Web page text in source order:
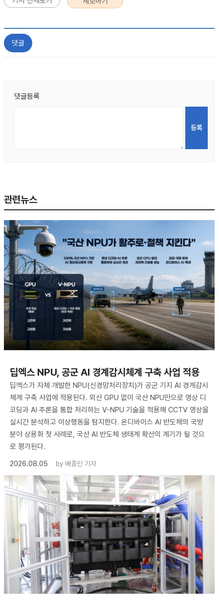
댓글
댓글등록
관련뉴스
딥엑스 NPU, 공군 AI 경계감시체계 구축 사업 적용
딥엑스가 자체 개발한 NPU(신경망처리장치)가 공군 기지 AI 경계감시
체계 구축 사업에 적용된다. 외산 GPU 없이 국산 NPU만으로 영상 디
코딩과 AI 추론을 통합 처리하는 V-NPU 기술을 적용해 CCTV 영상을
실시간 분석하고 이상행동을 탐지한다. 온디바이스 AI 반도체의 국방
분야 상용화 첫 사례로, 국산 AI 반도체 생태계 확산의 계기가 될 것으
로 평가된다.
2026.08.05
by 배종인 기자